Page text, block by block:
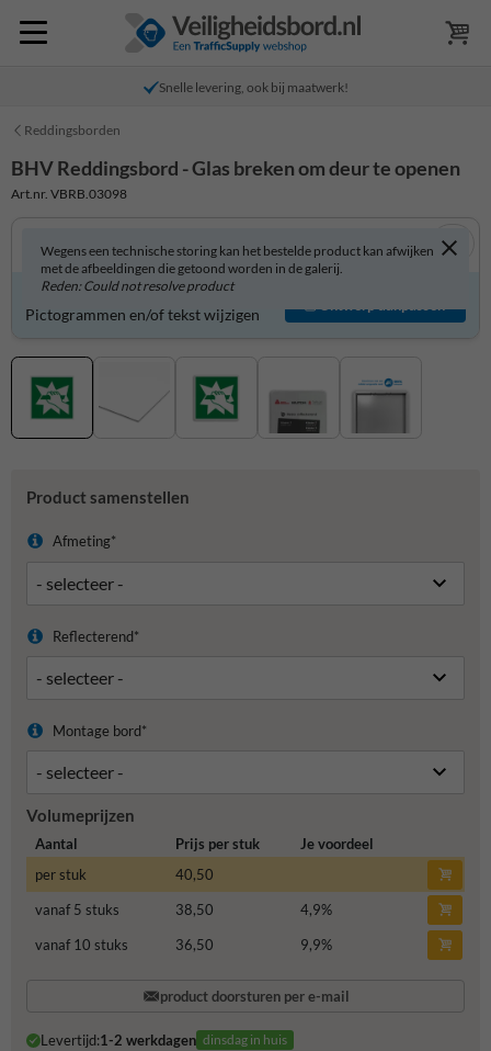
Snelle levering, ook bij maatwerk!
Reddingsborden
BHV Reddingsbord - Glas breken om deur te openen
Art.nr. VBRB.03098
Wegens een technische storing kan het bestelde product kan afwijken
met de afbeeldingen die getoond worden in de galerij.
Reden: Could not resolve product
Product zelf aanpassen?
Pictogrammen en/of tekst wijzigen
Ontwerp aanpassen
Product samenstellen
Afmeting*
Reflecterend*
Montage bord*
Volumeprijzen
Aantal Prijs per stuk
Je voordeel
per stuk
40,50
vanaf 5 stuks
38,50 4,9%
vanaf 10 stuks
36,50 9,9%
product doorsturen per e-mail
Levertijd:1-2 werkdagen dinsdag in huis